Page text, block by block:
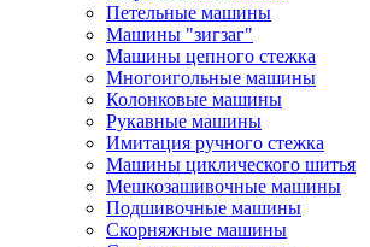
Петельные машины
Машины "зигзаг"
Машины цепного стежка
Многоигольные машины
Колонковые машины
Рукавные машины
Имитация ручного стежка
Машины циклического шитья
Мешкозашивочные машины
Подшивочные машины
Скорняжные машины